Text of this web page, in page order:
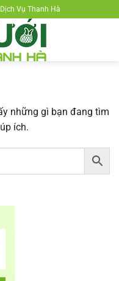
Vụ Thanh Hà
những gì bạn đang tìm
ích.